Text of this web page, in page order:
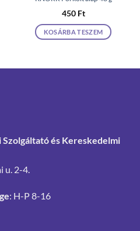
450 Ft
KOSÁRBA TESZEM
Szolgáltató és Kereskedelmi
u. 2-4.
: H-P 8-16